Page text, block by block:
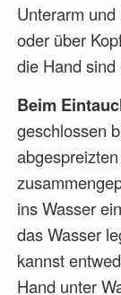
Unterarm
oder über
die Hand sind
Beim
geschlossen
ins Wasser
das Wasser
kannst
Hand unter